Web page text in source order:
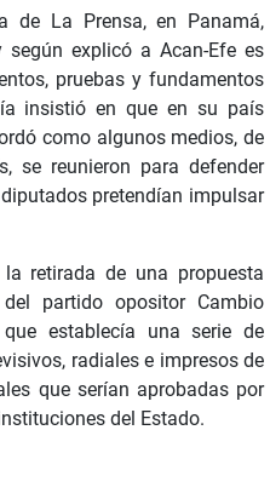
de La Prensa, en Panamá,
explicó a Acan-Efe es
pruebas y fundamentos
insistió en que en su país
como algunos medios, de
se reunieron para defender
pretendían impulsar
retirada de una propuesta
partido opositor Cambio
establecía una serie de
radiales e impresos de
que serían aprobadas por
del Estado.